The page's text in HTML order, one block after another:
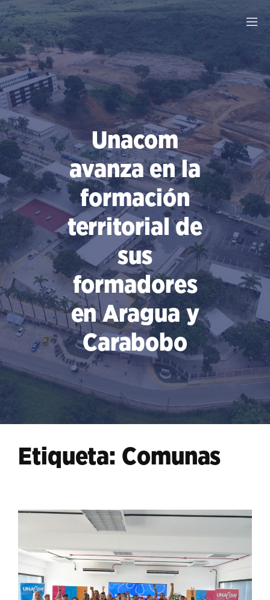
Saltar
al
contenido
Unacom
avanza en la
formación
territorial de
sus
formadores
en Aragua y
Carabobo
Etiqueta: Comunas